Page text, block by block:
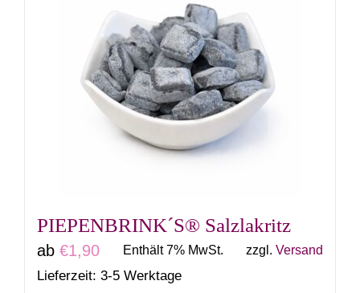
PIEPENBRINK´S® Salzlakritz
ab €1,90 Enthält 7% MwSt. zzgl. Versand
Lieferzeit: 3-5 Werktage